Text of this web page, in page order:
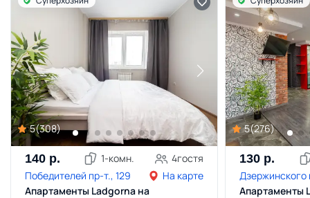
5(308)
140 р. 1-комн. 4гостя
Победителей пр-т., 129
На карте
Апартаменты Ladgorna на
5(276)
130 р.
Дзержинского
Апартаменты